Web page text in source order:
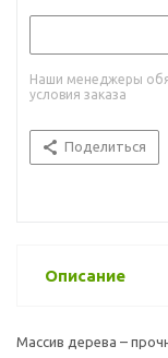
Наши менеджеры
условия заказа
Поделиться
Описание
Массив дерева –